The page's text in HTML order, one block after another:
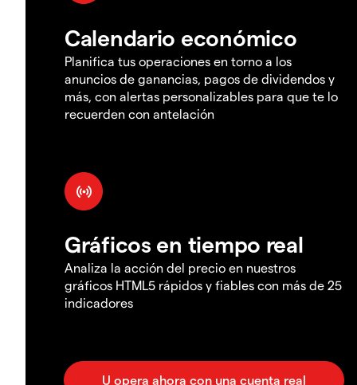
Calendario económico
Planifica tus operaciones en torno a los
anuncios de ganancias, pagos de dividendos y
más, con alertas personalizables para que te lo
recuerden con antelación
Gráficos en tiempo real
Analiza la acción del precio en nuestros
gráficos HTML5 rápidos y fiables con más de 25
indicadores